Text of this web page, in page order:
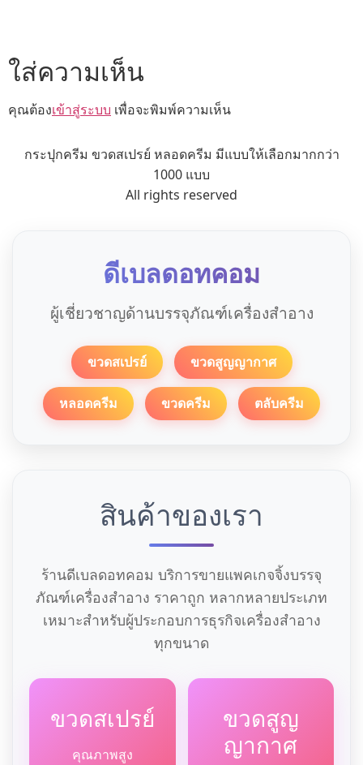
ใส่ความเห็น
คุณต้องเข้าสู่ระบบ เพื่อจะพิมพ์ความเห็น
กระปุกครีม ขวดสเปรย์ หลอดครีม มีแบบให้เลือกมากกว่า
1000 แบบ
All rights reserved
ดีเบลดอทคอม
ผู้เชี่ยวชาญด้านบรรจุภัณฑ์เครื่องสำอาง
ขวดสเปรย์ ขวดสูญญากาศ
หลอดครีม ขวดครีม ตลับครีม
สินค้าของเรา
ร้านดีเบลดอทคอม บริการขายแพคเกจจิ้งบรรจุ
ภัณฑ์เครื่องสำอาง ราคาถูก หลากหลายประเภท
เหมาะสำหรับผู้ประกอบการธุรกิจเครื่องสำอาง
ทุกขนาด
ขวดสเปรย์
คุณภาพสูง
ขวดสูญ
ญากาศ